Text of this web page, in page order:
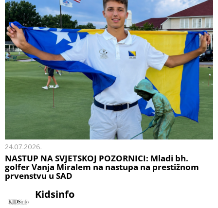
24.07.2026.
NASTUP NA SVJETSKOJ POZORNICI: Mladi bh.
golfer Vanja Miralem na nastupa na prestižnom
prvenstvu u SAD
Kidsinfo